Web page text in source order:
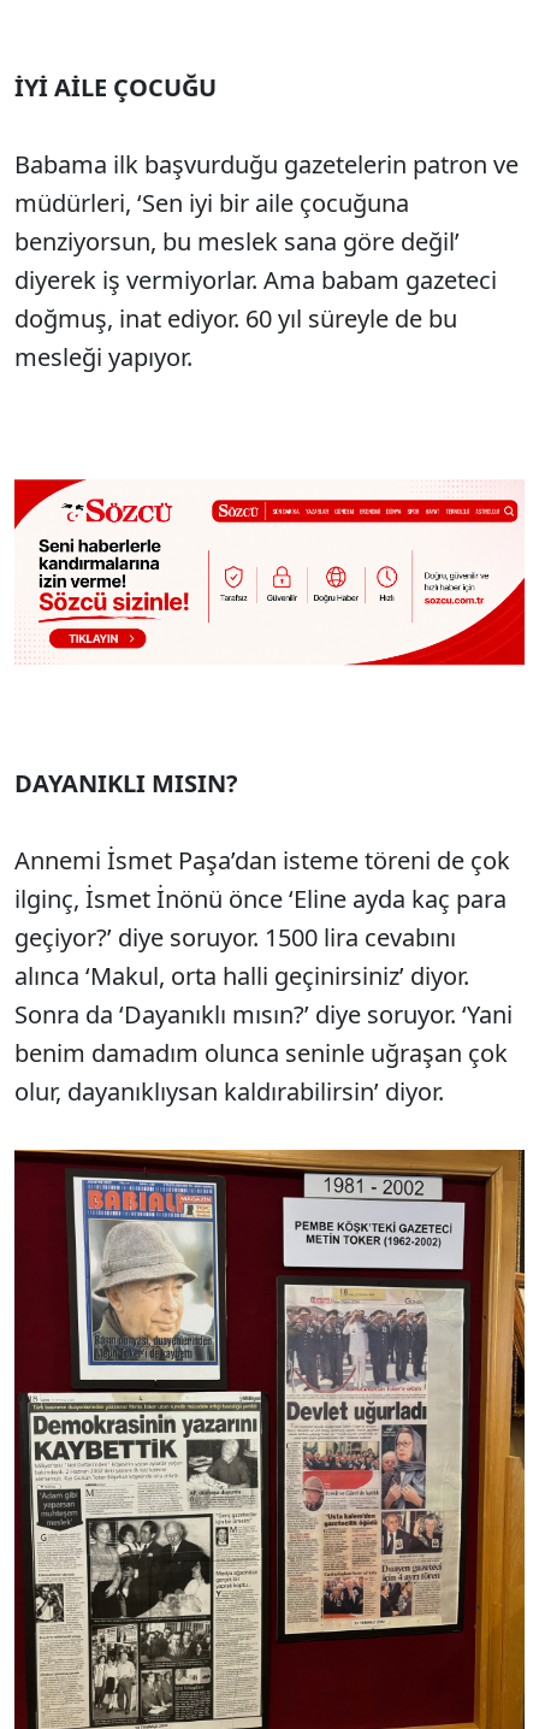
İYİ AİLE ÇOCUĞU
Babama ilk başvurduğu gazetelerin patron ve
müdürleri, ‘Sen iyi bir aile çocuğuna
benziyorsun, bu meslek sana göre değil’
diyerek iş vermiyorlar. Ama babam gazeteci
doğmuş, inat ediyor. 60 yıl süreyle de bu
mesleği yapıyor.
DAYANIKLI MISIN?
Annemi İsmet Paşa’dan isteme töreni de çok
ilginç, İsmet İnönü önce ‘Eline ayda kaç para
geçiyor?’ diye soruyor. 1500 lira cevabını
alınca ‘Makul, orta halli geçinirsiniz’ diyor.
Sonra da ‘Dayanıklı mısın?’ diye soruyor. ‘Yani
benim damadım olunca seninle uğraşan çok
olur, dayanıklıysan kaldırabilirsin’ diyor.